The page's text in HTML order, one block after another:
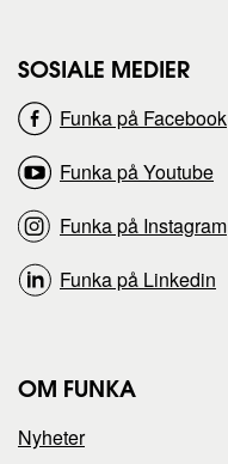
SOSIALE MEDIER
Funka på Facebook
Funka på Youtube
Funka på Instagram
Funka på Linkedin
OM FUNKA
Nyheter